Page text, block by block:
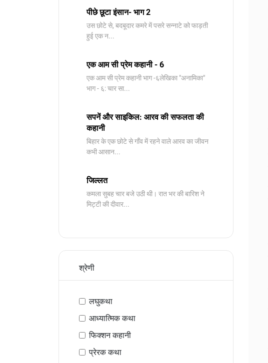
पीछे छूटा इंसान- भाग 2
उस छोटे से, बदबूदार कमरे में पसरे सन्नाटे को फाड़ती
हुई एक न...
एक आम सी प्रेम कहानी - 6
​एक आम सी प्रेम कहानी भाग -६लेखिका "अनामिका"
भाग - ६: चार सा...
सपनें और साइकिल: आरव की सफलता की
कहानी
बिहार के एक छोटे से गाँव में रहने वाले आरव का जीवन
कभी आसान...
जिल्लत
कमला सुबह चार बजे उठी थी। रात भर की बारिश ने
मिट्टी की दीवार...
श्रेणी
लघुकथा
आध्यात्मिक कथा
फिक्शन कहानी
प्रेरक कथा